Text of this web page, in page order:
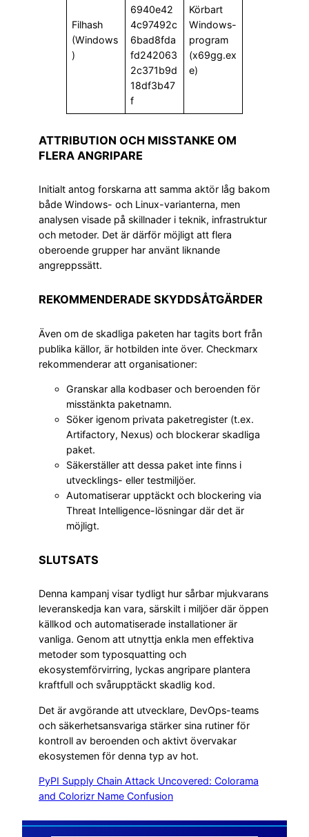
Filhash
(Windows
)
6940e42
4c97492c
6bad8fda
fd242063
2c371b9d
18df3b47
f
Körbart
Windows-
program
(x69gg.ex
e)
ATTRIBUTION OCH MISSTANKE OM
FLERA ANGRIPARE
Initialt antog forskarna att samma aktör låg bakom
både Windows- och Linux-varianterna, men
analysen visade på skillnader i teknik, infrastruktur
och metoder. Det är därför möjligt att flera
oberoende grupper har använt liknande
angreppssätt.
REKOMMENDERADE SKYDDSÅTGÄRDER
Även om de skadliga paketen har tagits bort från
publika källor, är hotbilden inte över. Checkmarx
rekommenderar att organisationer:
Granskar alla kodbaser och beroenden för
misstänkta paketnamn.
Söker igenom privata paketregister (t.ex.
Artifactory, Nexus) och blockerar skadliga
paket.
Säkerställer att dessa paket inte finns i
utvecklings- eller testmiljöer.
Automatiserar upptäckt och blockering via
Threat Intelligence-lösningar där det är
möjligt.
SLUTSATS
Denna kampanj visar tydligt hur sårbar mjukvarans
leveranskedja kan vara, särskilt i miljöer där öppen
källkod och automatiserade installationer är
vanliga. Genom att utnyttja enkla men effektiva
metoder som typosquatting och
ekosystemförvirring, lyckas angripare plantera
kraftfull och svårupptäckt skadlig kod.
Det är avgörande att utvecklare, DevOps-teams
och säkerhetsansvariga stärker sina rutiner för
kontroll av beroenden och aktivt övervakar
ekosystemen för denna typ av hot.
PyPI Supply Chain Attack Uncovered: Colorama
and Colorizr Name Confusion